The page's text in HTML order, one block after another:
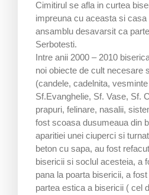
Cimitirul se afla in curtea
impreuna cu aceasta si casa
ansamblu desavarsit ca
Serbotesti.
Intre anii 2000 – 2010
noi obiecte de cult necesare
(candele, cadelnita,
Sf.Evanghelie, Sf. Vase, Sf.
prapuri, felinare, nasalii,
fost scoasa dusumeaua din
aparitiei unei ciuperci si
beton cu sapa, au fost
bisericii si soclul acesteia, a
pana la poarta bisericii, a
partea estica a bisericii ( cel